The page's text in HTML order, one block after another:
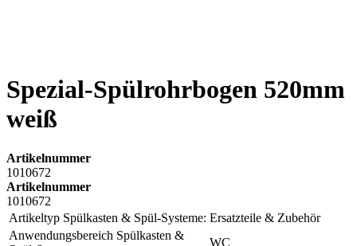
Spezial-Spülrohrbogen 520mm
weiß
Artikelnummer
1010672
Artikelnummer
1010672
Artikeltyp Spülkasten & Spül-Systeme: Ersatzteile & Zubehör
Anwendungsbereich Spülkasten &
WC